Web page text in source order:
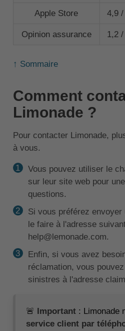
Apple Store 4,9 /
Opinion assurance 1,2 /
↑ Sommaire
Comment
Limonade ?
Pour contacter Limonade,
à vous.
Vous pouvez utiliser le
sur leur site web pour
questions.
Si vous préférez
le faire à l'adresse
help@lemonade.com.
Enfin, si vous avez
réclamation, vous
sinistres à l'adresse
🚨 Important: Limonade
service client par